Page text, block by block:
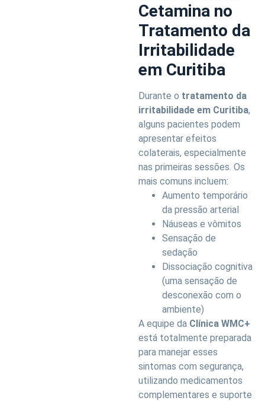
Cetamina no
Tratamento da
Irritabilidade
em Curitiba
Durante o tratamento da
irritabilidade em Curitiba,
alguns pacientes podem
apresentar efeitos
colaterais, especialmente
nas primeiras sessões. Os
mais comuns incluem:
Aumento temporário
da pressão arterial
Náuseas e vômitos
Sensação de
sedação
Dissociação cognitiva
(uma sensação de
desconexão com o
ambiente)
A equipe da Clínica WMC+
está totalmente preparada
para manejar esses
sintomas com segurança,
utilizando medicamentos
complementares e suporte